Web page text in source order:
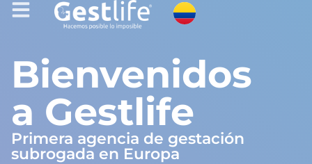
Bienvenidos
a Gestlife
Primera agencia de gestación
subrogada en Europa